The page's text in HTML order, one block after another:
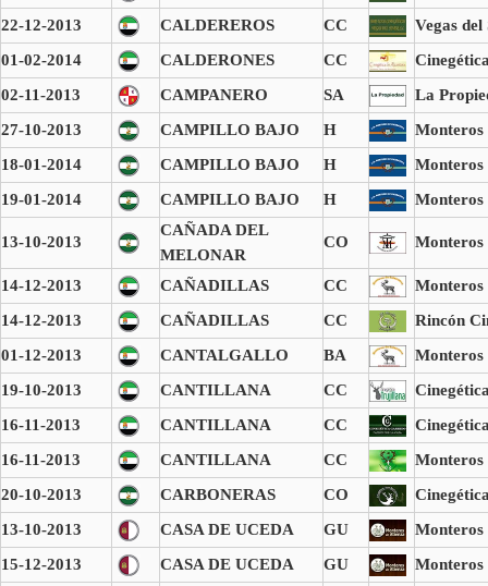
22-12-2013
CALDEREROS CC
Vegas
01-02-2014
CALDERONES CC
02-11-2013
CAMPANERO SA
La
27-10-2013
CAMPILLO BAJO H
Monteros
18-01-2014
CAMPILLO BAJO H
Monteros
19-01-2014
CAMPILLO BAJO H Monteros
13-10-2013
CAÑADA DEL
MELONAR
CO Monteros
14-12-2013 CAÑADILLAS CC
Monteros
14-12-2013
CAÑADILLAS CC
Rincón
01-12-2013
CANTALGALLO BA
Monteros
19-10-2013
CANTILLANA CC
16-11-2013
CANTILLANA CC
16-11-2013
CANTILLANA CC
Monteros
20-10-2013
CARBONERAS CO
13-10-2013
CASA DE UCEDA GU
Monteros
15-12-2013
CASA DE UCEDA GU
Monteros